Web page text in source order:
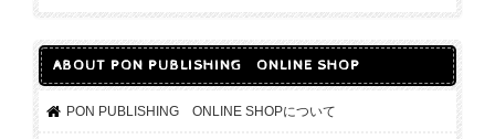
ABOUT PON PUBLISHING ONLINE SHOP
PON PUBLISHING ONLINE SHOPについて